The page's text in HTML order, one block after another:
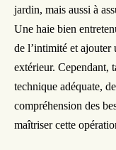
jardin, mais aussi à
Une haie bien
de l’intimité et ajouter
extérieur. Cependant,
technique adéquate,
compréhension des
maîtriser cette